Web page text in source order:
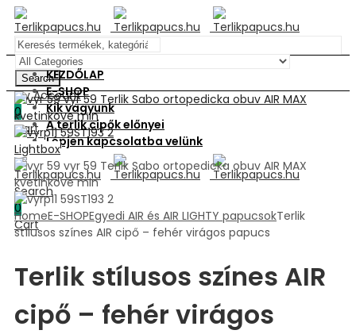
Search
My Account
0
Cart
Menu
Search
0
Cart
KEZDŐLAP
E-SHOP
Kik vagyunk
A terlik cipők előnyei
Lépjen kapcsolatba velünk
Lightbox
HomeE-SHOPEgyedi AIR és AIR LIGHTY papucsokTerlik
stílusos színes AIR cipő – fehér virágos papucs
Terlik stílusos színes AIR
cipő – fehér virágos